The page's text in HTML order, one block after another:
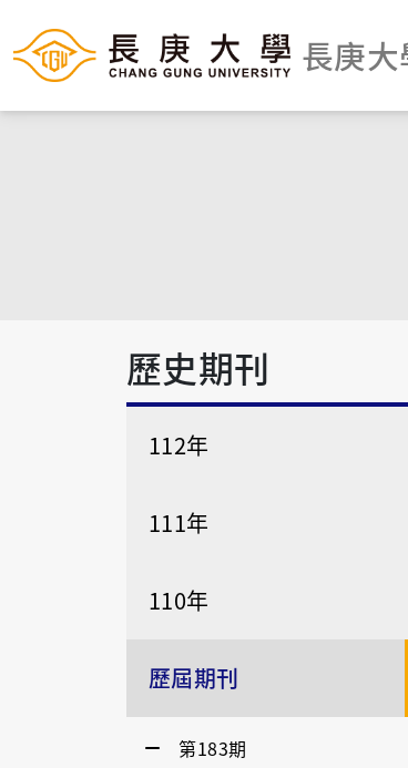
長庚
歷史期刊
112年
111年
110年
歷屆期刊
第183期